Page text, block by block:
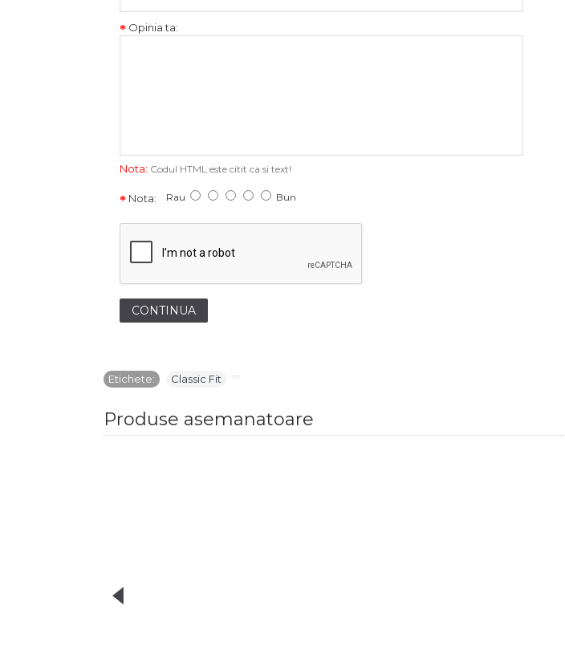
Opinia ta:
Nota: Codul HTML este citit ca si text!
Nota: Rau Bun
CONTINUA
Etichete: Classic Fit
Produse asemanatoare